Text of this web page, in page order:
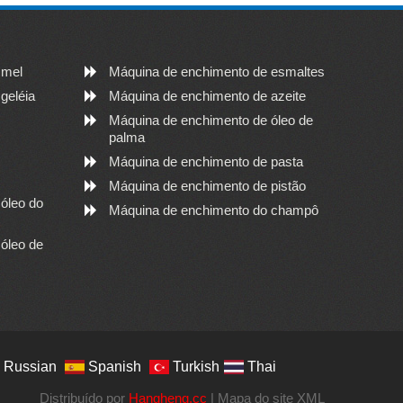
do
de
Máquina de enchimento de esmaltes
Máquina de enchimento de azeite
Máquina de enchimento de óleo de
palma
Máquina de enchimento de pasta
Máquina de enchimento de pistão
Máquina de enchimento do champô
Russian Spanish Turkish Thai
Distribuído por Hangheng.cc | Mapa do site XML